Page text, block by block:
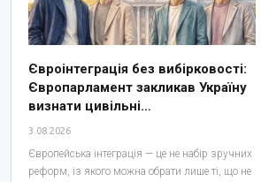
Євроінтеграція без вибірковості:
Європарламент закликав Україну
визнати цивільні…
3.08.2026
Європейська інтеграція — це не набір зручних
реформ, із якого можна обрати лише ті, що не